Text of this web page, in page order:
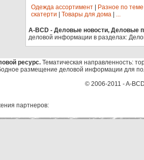
Одежда ассортимент
Разное по теме
скатерти
Товары для дома ...
A-BCD - Деловые новости, Деловые
деловой информации в разделах:
ресурс. Тематическая направленность:
размещение деловой информации для
© 2006-2011 - A-
партнеров: